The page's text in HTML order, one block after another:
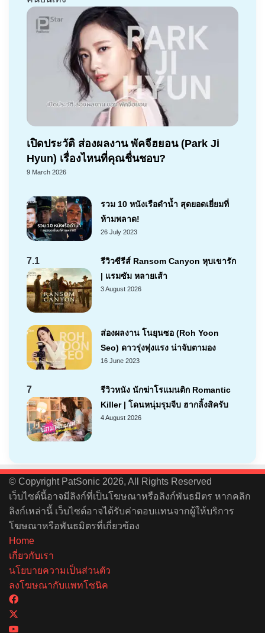
เปิดประวัติ ส่องผลงาน พัคจีฮยอน (Park Ji
Hyun) เรื่องไหนที่คุณชื่นชอบ?
9 March 2026
รวม 10 หนังเรือดำน้ำ สุดยอดเยี่ยมที่
ห้ามพลาด!
26 July 2023
7.1
รีวิวซีรีส์ Ransom Canyon หุบเขารัก
| แรมซัม หลายเส้า
3 August 2026
ส่องผลงาน โนยุนซอ (Roh Yoon
Seo) ดาวรุ่งพุ่งแรง น่าจับตามอง
16 June 2023
7
รีวิวหนัง นักฆ่าโรแมนติก Romantic
Killer | โดนหนุ่มรุมจีบ ฮากลิ้งสิครับ
4 August 2026
© Copyright PatSonic 2026, All Rights Reserved
เว็บไซต์นี้อาจมีลิงก์ที่เป็นโฆษณาหรือลิงก์พันธมิตร หากคลิก
ลิงก์เหล่านี้ เว็บไซต์อาจได้รับค่าตอบแทนจากผู้ให้บริการ
โฆษณาหรือพันธมิตรที่เกี่ยวข้อง
Home
เกี่ยวกับเรา
นโยบายความเป็นส่วนตัว
ลงโฆษณากับแพทโซนิค